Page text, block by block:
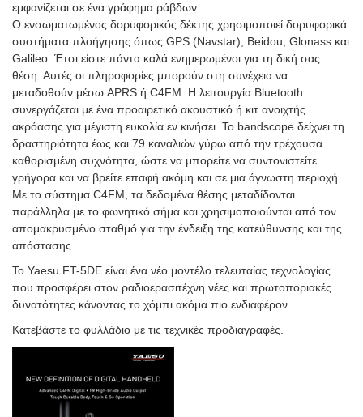
εμφανίζεται σε ένα γράφημα ράβδων.
Ο ενσωματωμένος δορυφορικός δέκτης χρησιμοποιεί δορυφορικά
συστήματα πλοήγησης όπως GPS (Navstar), Beidou, Glonass και
Galileo. Έτσι είστε πάντα καλά ενημερωμένοι για τη δική σας
θέση. Αυτές οι πληροφορίες μπορούν στη συνέχεια να
μεταδοθούν μέσω APRS ή C4FM. Η λειτουργία Bluetooth
συνεργάζεται με ένα προαιρετικό ακουστικό ή κιτ ανοιχτής
ακρόασης για μέγιστη ευκολία εν κινήσει. Το bandscope δείχνει τη
δραστηριότητα έως και 79 καναλιών γύρω από την τρέχουσα
καθορισμένη συχνότητα, ώστε να μπορείτε να συντονιστείτε
γρήγορα και να βρείτε επαφή ακόμη και σε μια άγνωστη περιοχή.
Με το σύστημα C4FM, τα δεδομένα θέσης μεταδίδονται
παράλληλα με το φωνητικό σήμα και χρησιμοποιούνται από τον
απομακρυσμένο σταθμό για την ένδειξη της κατεύθυνσης και της
απόστασης.
Το Yaesu FT-5DE είναι ένα νέο μοντέλο τελευταίας τεχνολογίας
που προσφέρει στον ραδιοερασιτέχνη νέες και πρωτοποριακές
δυνατότητες κάνοντας το χόμπι ακόμα πιο ενδιαφέρον.
Κατεβάστε το φυλλάδιο με τις τεχνικές προδιαγραφές.